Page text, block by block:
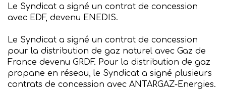
Le Syndicat a signé un contrat de concession
avec EDF, devenu ENEDIS.
Le Syndicat a signé un contrat de concession
pour la distribution de gaz naturel avec Gaz de
France devenu GRDF. Pour la distribution de gaz
propane en réseau, le Syndicat a signé plusieurs
contrats de concession avec ANTARGAZ-Energies.